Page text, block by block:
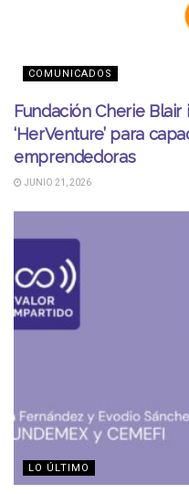
COMUNICADOS
Fundación Cherie
‘HerVenture’ para
emprendedoras
JUNIO 21, 2026
LO ÚLTIMO